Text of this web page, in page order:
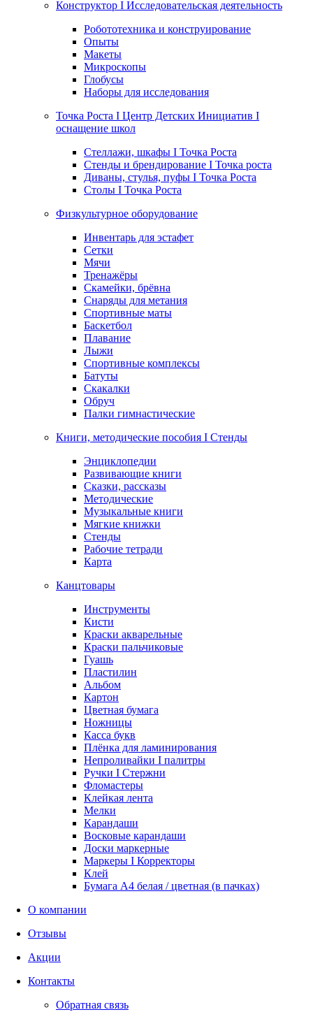
Конструктор I Исследовательская деятельность
Робототехника и конструирование
Опыты
Макеты
Микроскопы
Глобусы
Наборы для исследования
Точка Роста I Центр Детских Инициатив I
оснащение школ
Стеллажи, шкафы I Точка Роста
Стенды и брендирование I Точка роста
Диваны, стулья, пуфы I Точка Роста
Столы I Точка Роста
Физкультурное оборудование
Инвентарь для эстафет
Сетки
Мячи
Тренажёры
Скамейки, брёвна
Снаряды для метания
Спортивные маты
Баскетбол
Плавание
Лыжи
Спортивные комплексы
Батуты
Скакалки
Обруч
Палки гимнастические
Книги, методические пособия I Стенды
Энциклопедии
Развивающие книги
Сказки, рассказы
Методические
Музыкальные книги
Мягкие книжки
Стенды
Рабочие тетради
Карта
Канцтовары
Инструменты
Кисти
Краски акварельные
Краски пальчиковые
Гуашь
Пластилин
Альбом
Картон
Цветная бумага
Ножницы
Касса букв
Плёнка для ламинирования
Непроливайки I палитры
Ручки I Стержни
Фломастеры
Клейкая лента
Мелки
Карандаши
Восковые карандаши
Доски маркерные
Маркеры I Корректоры
Клей
Бумага А4 белая / цветная (в пачках)
О компании
Отзывы
Акции
Контакты
Обратная связь